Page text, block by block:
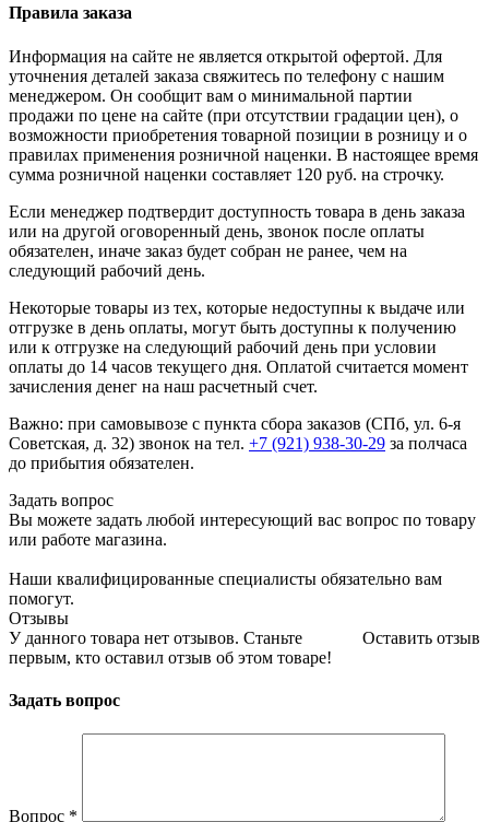
Правила заказа
Информация на сайте не является открытой офертой. Для
уточнения деталей заказа свяжитесь по телефону с нашим
менеджером. Он сообщит вам о минимальной партии
продажи по цене на сайте (при отсутствии градации цен), о
возможности приобретения товарной позиции в розницу и о
правилах применения розничной наценки. В настоящее время
сумма розничной наценки составляет 120 руб. на строчку.
Если менеджер подтвердит доступность товара в день заказа
или на другой оговоренный день, звонок после оплаты
обязателен, иначе заказ будет собран не ранее, чем на
следующий рабочий день.
Некоторые товары из тех, которые недоступны к выдаче или
отгрузке в день оплаты, могут быть доступны к получению
или к отгрузке на следующий рабочий день при условии
оплаты до 14 часов текущего дня. Оплатой считается момент
зачисления денег на наш расчетный счет.
Важно: при самовывозе с пункта сборa заказов (СПб, ул. 6-я
Советская, д. 32) звонок на тел. +7 (921) 938-30-29 за полчаса
до прибытия обязателен.
Задать вопрос
Вы можете задать любой интересующий вас вопрос по товару
или работе магазина.
Наши квалифицированные специалисты обязательно вам
помогут.
Отзывы
Оставить отзыв
У данного товара нет отзывов. Станьте
первым, кто оставил отзыв об этом товаре!
Задать вопрос
Вопрос *